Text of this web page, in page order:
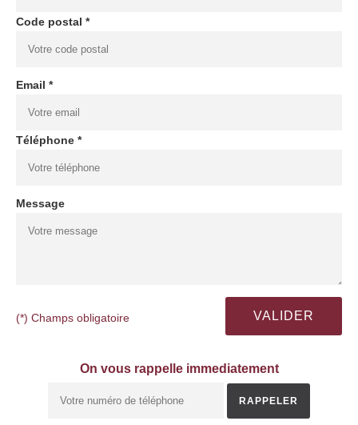
Code postal *
Email *
Téléphone *
Message
(*) Champs obligatoire
On vous rappelle immediatement